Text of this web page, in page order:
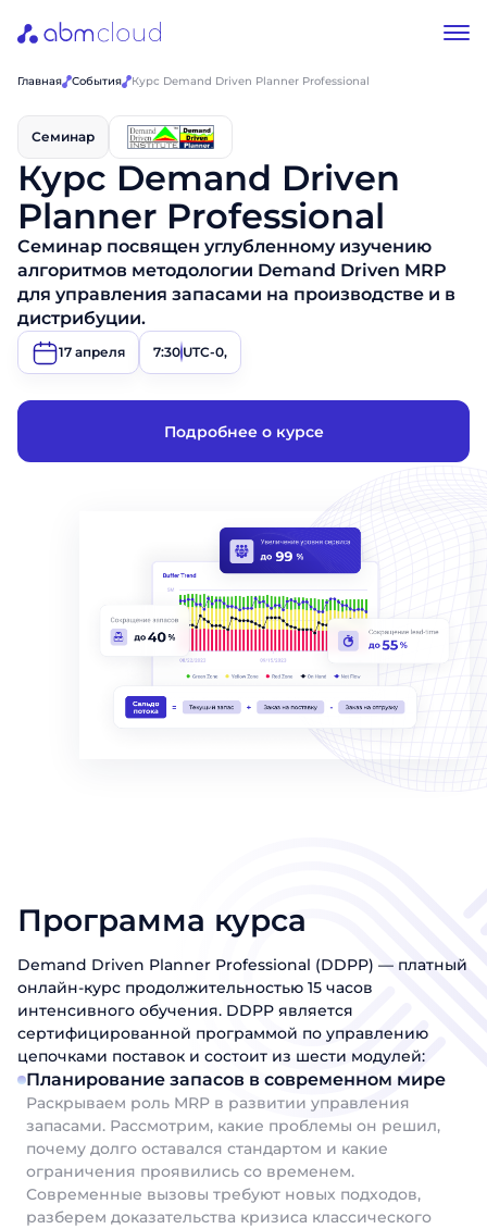
Главная События Курс Demand Driven Planner Professional
Семинар
Курс Demand Driven
Planner Professional
Семинар посвящен углубленному изучению
алгоритмов методологии Demand Driven MRP
для управления запасами на производстве и в
дистрибуции.
17 апреля 7:30 UTC-0,
Подробнее о курсе
Программа курса
Demand Driven Planner Professional (DDPP) — платный
онлайн-курс продолжительностью 15 часов
интенсивного обучения. DDPP является
сертифицированной программой по управлению
цепочками поставок и состоит из шести модулей:
Планирование запасов в современном мире
Раскрываем роль MRP в развитии управления
запасами. Рассмотрим, какие проблемы он решил,
почему долго оставался стандартом и какие
ограничения проявились со временем.
Современные вызовы требуют новых подходов,
разберем доказательства кризиса классического